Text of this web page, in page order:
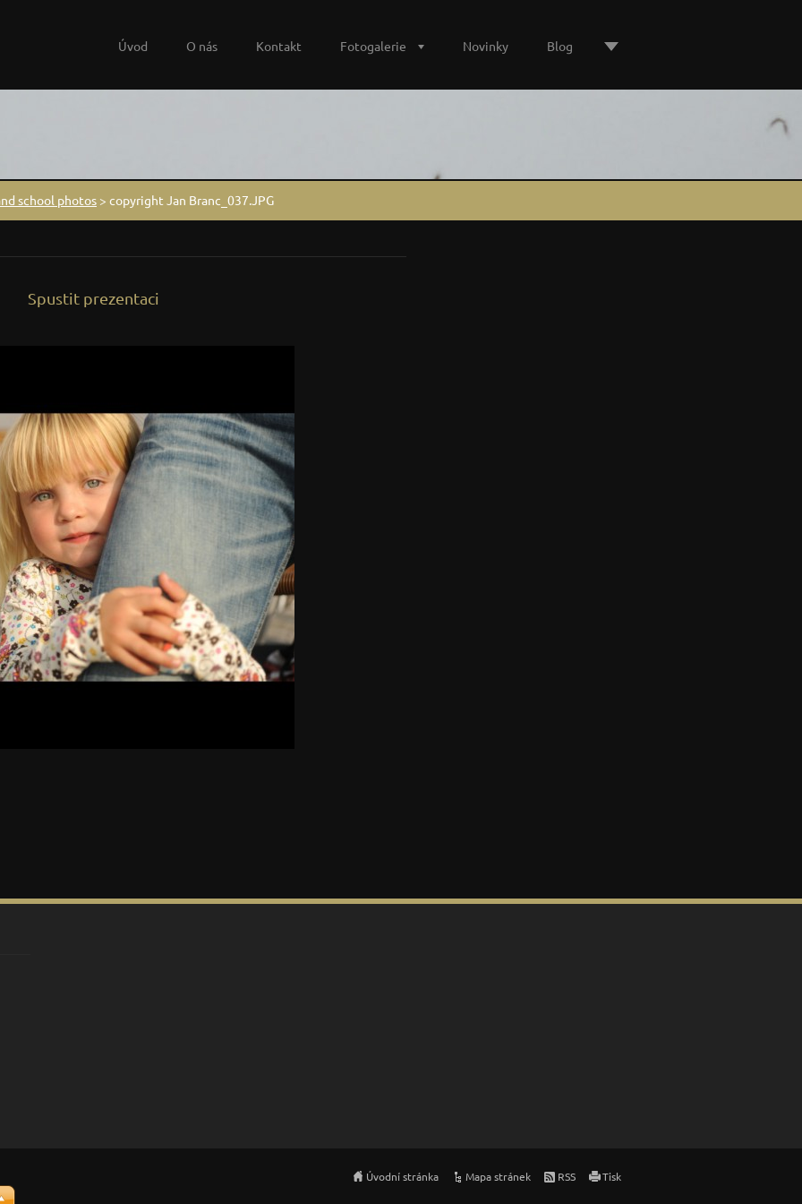
Úvod O nás Kontakt Fotogalerie Novinky Blog
school photos > copyright Jan Branc_037.JPG
Spustit prezentaci
Úvodní stránka Mapa stránek RSS Tisk